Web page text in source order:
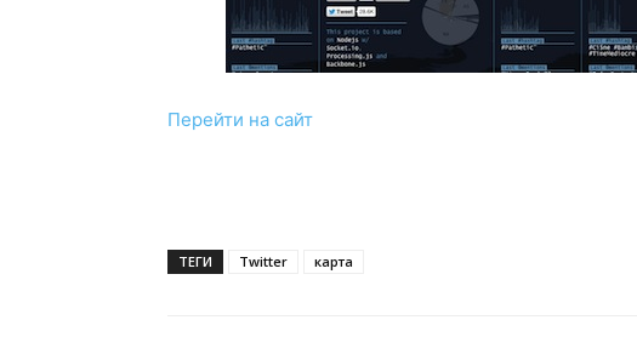
Перейти на сайт
ТЕГИ Twitter карта